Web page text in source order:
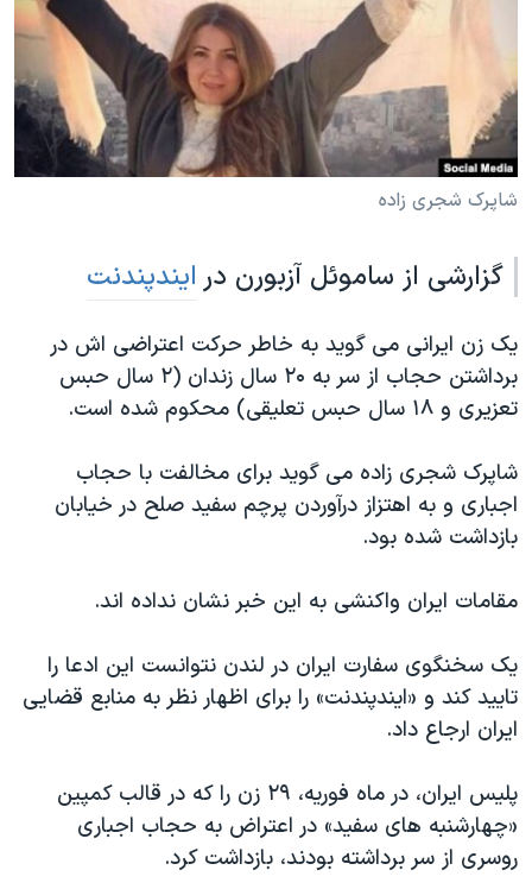
فرهنگ و زندگی
حقوق شهروندی
اقتصادی
علم و فناوری
اسرائیل در جنگ
آرشیو پخش زنده
انتخابات ریاست جمهوری آمریکا ۲۰۲۴
حمله جمهوری اسلامی به اسرائیل
رمز مهسا
ورزش زنان در ایران
مجموعه مستندهای دادخواهی
دادگاه حمید نوری
چهل سال گروگان‌گیری
اعتراضات مردمی آبان ۹۸
اسرائیل در جنگ
صفحه‌های ویژه
سفر پرزیدنت ترامپ به چین
زبانهای مختلف
شاپرک شجری زاده
گزارشی از ساموئل آزبورن در ایندپندنت
یک زن ایرانی می گوید به خاطر حرکت اعتراضی اش در
برداشتن حجاب از سر به ۲۰ سال زندان (۲ سال حبس
تعزیری و ۱۸ سال حبس تعلیقی) محکوم شده است.
شاپرک شجری زاده می گوید برای مخالفت با حجاب
اجباری و به اهتزاز درآوردن پرچم سفید صلح در خیابان
بازداشت شده بود.
مقامات ایران واکنشی به این خبر نشان نداده اند.
یک سخنگوی سفارت ایران در لندن نتوانست این ادعا را
تایید کند و «ایندپندنت» را برای اظهار نظر به منابع قضایی
ایران ارجاع داد.
پلیس ایران، در ماه فوریه، ۲۹ زن را که در قالب کمپین
«چهارشنبه های سفید» در اعتراض به حجاب اجباری
روسری از سر برداشته بودند، بازداشت کرد.